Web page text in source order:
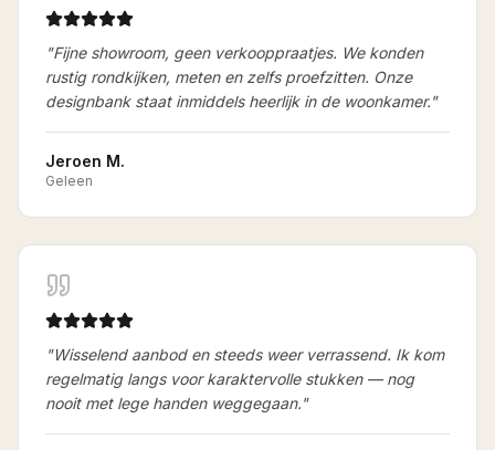
"Fijne showroom, geen verkooppraatjes. We konden
rustig rondkijken, meten en zelfs proefzitten. Onze
designbank staat inmiddels heerlijk in de woonkamer."
Jeroen M.
Geleen
"Wisselend aanbod en steeds weer verrassend. Ik kom
regelmatig langs voor karaktervolle stukken — nog
nooit met lege handen weggegaan."